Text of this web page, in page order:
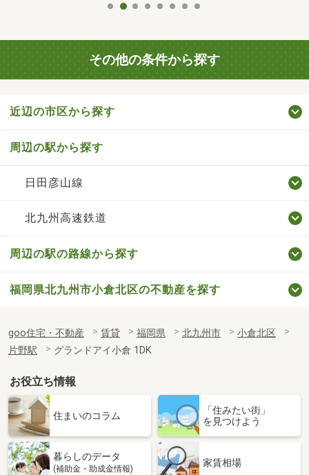
その他の条件から探す
近辺の市区から探す
周辺の駅から探す
日田彦山線
北九州高速鉄道
周辺の駅の路線から探す
福岡県北九州市小倉北区の不動産を探す
goo住宅・不動産 賃貸 福岡県 北九州市
小倉北区
片野駅
グランドアイ小倉 1DK
お役立ち情報
住まいのコラム
「住みたい街」
を見つけよう
暮らしのデータ
(補助金・助成金情報)
家賃相場